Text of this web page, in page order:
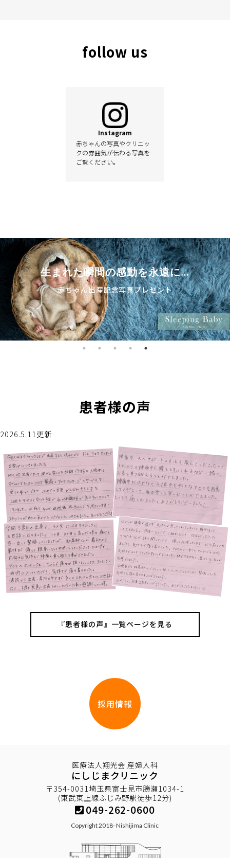
follow us
Instagram
赤ちゃんの写真やクリニッ
クの雰囲気が伝わる写真を
ご覧ください。
生まれた瞬間の感動を永遠に…
赤ちゃん出産記念写真プレゼント
患者様の声
2026.5.11更新
『患者様の声』 一覧ページを見る
採用情報
医療法人翔光会 産婦人科
にしじまクリニック
〒354-0031埼玉県富士見市勝瀬1034-1
(東武東上線ふじみ野駅徒歩12分)
049-262-0600
Copyright 2018- Nishijima Clinic